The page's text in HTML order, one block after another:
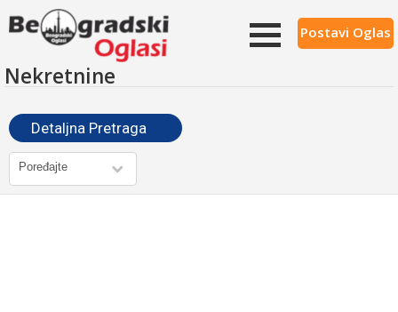
Postavi Oglas
Nekretnine
Detaljna Pretraga